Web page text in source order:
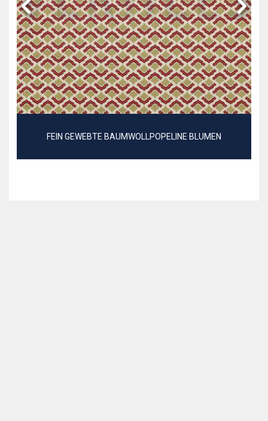
FEIN GEWEBTE BAUMWOLLPOPELINE BLUMEN